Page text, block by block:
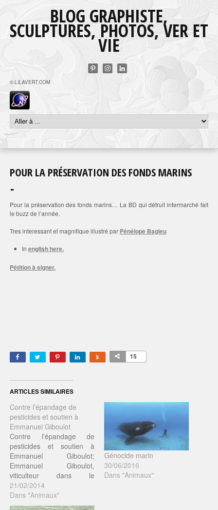
BLOG GRAPHISTE,
SCULPTURES, PHOTOS, VER ET
VIE
© LILAVERT.COM
POUR LA PRÉSERVATION DES FONDS MARINS
Pour la préservation des fonds marins… La BD qui détruit intermarché fait
le buzz de l’année.
Tres interessant et magnifique illustré par Pénélope Bagieu
In english here.
Pétition à signer.
15
ARTICLES SIMILAIRES
Contre l’épandage de
pesticides et soutien à
Emmanuel Giboulot
Contre l'épandage de
pesticides et soutien à
Emmanuel Giboulot;
Emmanuel Giboulot,
viticulteur dans le
département de Côte-d'Or,
exploite depuis les années
1970 dix hectares de
21/02/2014
Dans "Animaux"
Génocide marin
30/06/2016
Dans "Animaux"